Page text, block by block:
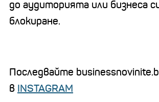
до аудиторията или бизнеса
блокиране.
Последвайте
в INSTAGRAM